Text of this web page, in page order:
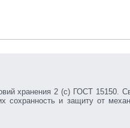
хранения 2 (с) ГОСТ 15150.
сохранность и защиту от